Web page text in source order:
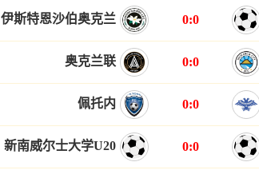
伊斯特恩沙伯奥克兰 0:0
奥克兰联 0:0
佩托内 0:0
新南威尔士大学U20 0:0